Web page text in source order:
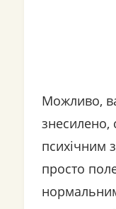
Можливо,
знесилено,
психічним
просто